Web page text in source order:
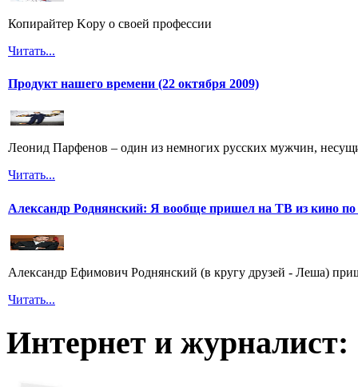
Копирайтер Kopy о своей профессии
Читать...
Продукт нашего времени (22 октября 2009)
Леонид Парфенов – один из немногих русских мужчин,
Читать...
Александр Роднянский: Я вообще пришел на ТВ из кино по
Александр Ефимович Роднянский (в кругу друзей - Леша)
Читать...
Интернет и журналист: